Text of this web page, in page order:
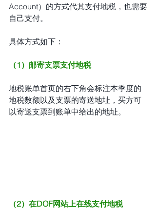
Account）的方式代其支付地税，也需要
自己支付。
具体方式如下：
（1）邮寄支票支付地税
地税账单首页的右下角会标注本季度的
地税数额以及支票的寄送地址，买方可
以寄送支票到账单中给出的地址。
（2）在DOF网站上在线支付地税